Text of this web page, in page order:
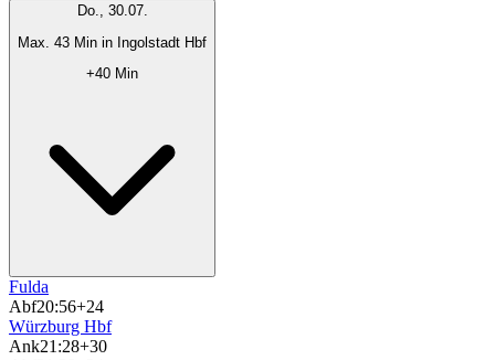
Do., 30.07.
Max. 43 Min in Ingolstadt Hbf
+40 Min
Fulda
Abf20:56+24
Würzburg Hbf
Ank21:28+30